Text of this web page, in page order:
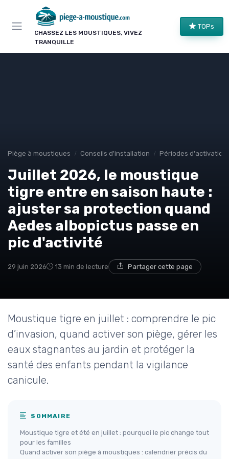
CHASSEZ LES MOUSTIQUES, VIVEZ
TRANQUILLE
TOPs
Piège à moustiques Conseils d'installation Périodes d'activation
Juillet 2026, le moustique
tigre entre en saison haute :
ajuster sa protection quand
Aedes albopictus passe en
pic d'activité
29 juin 2026 13 min de lecture Partager cette page
Moustique tigre en juillet : comprendre le pic
d’invasion, quand activer son piège, gérer les
eaux stagnantes au jardin et protéger la
santé des enfants pendant la vigilance
canicule.
SOMMAIRE
Moustique tigre et été en juillet : pourquoi le pic change tout
pour les familles
Quand activer son piège à moustiques : calendrier précis du
Panneau de gestion des cookies